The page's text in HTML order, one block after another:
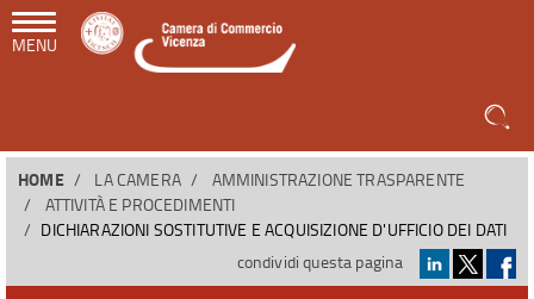
MENU
HOME LA CAMERA
AMMINISTRAZIONE TRASPARENTE
ATTIVITÀ E PROCEDIMENTI
DICHIARAZIONI SOSTITUTIVE E ACQUISIZIONE D'UFFICIO DEI DATI
condividi questa pagina